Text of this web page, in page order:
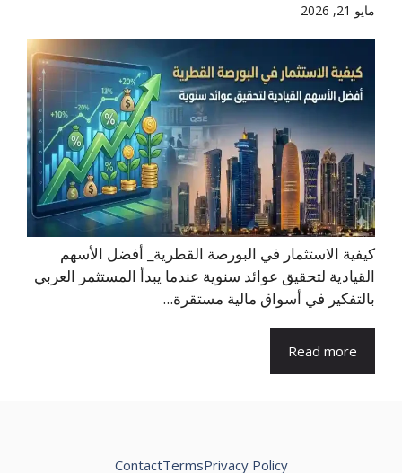
مايو 21, 2026
كيفية الاستثمار في البورصة القطرية_ أفضل الأسهم
القيادية لتحقيق عوائد سنوية عندما يبدأ المستثمر العربي
بالتفكير في أسواق مالية مستقرة...
Read more
Privacy Policy
Terms
Contact